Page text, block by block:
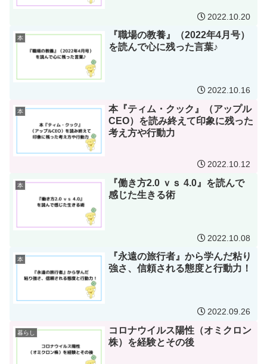
2022.10.20
本
『職場の教養』（2022年4月号）
を読んで心に残った言葉♪
2022.10.16
本
本『ティム・クック』（アップル
CEO）を読み終えて印象に残った
考え方や行動力
2022.10.12
本
『働き方2.0 ｖｓ 4.0』を読んで
感じた生きる術
2022.10.08
本
『永遠の旅行者』から学んだ粘り
強さ、信頼される態度と行動力！
2022.09.26
暮らし
コロナウイルス陽性（オミクロン
株）を経験とその後